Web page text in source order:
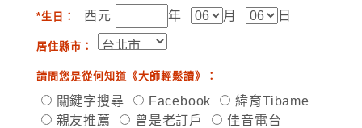
*生日： 西元 年 月 日
居住縣市：
請問您是從何知道《大師輕鬆讀》：
關鍵字搜尋 Facebook
緯育Tibame
親友推薦
曾是老訂戶
佳音電台